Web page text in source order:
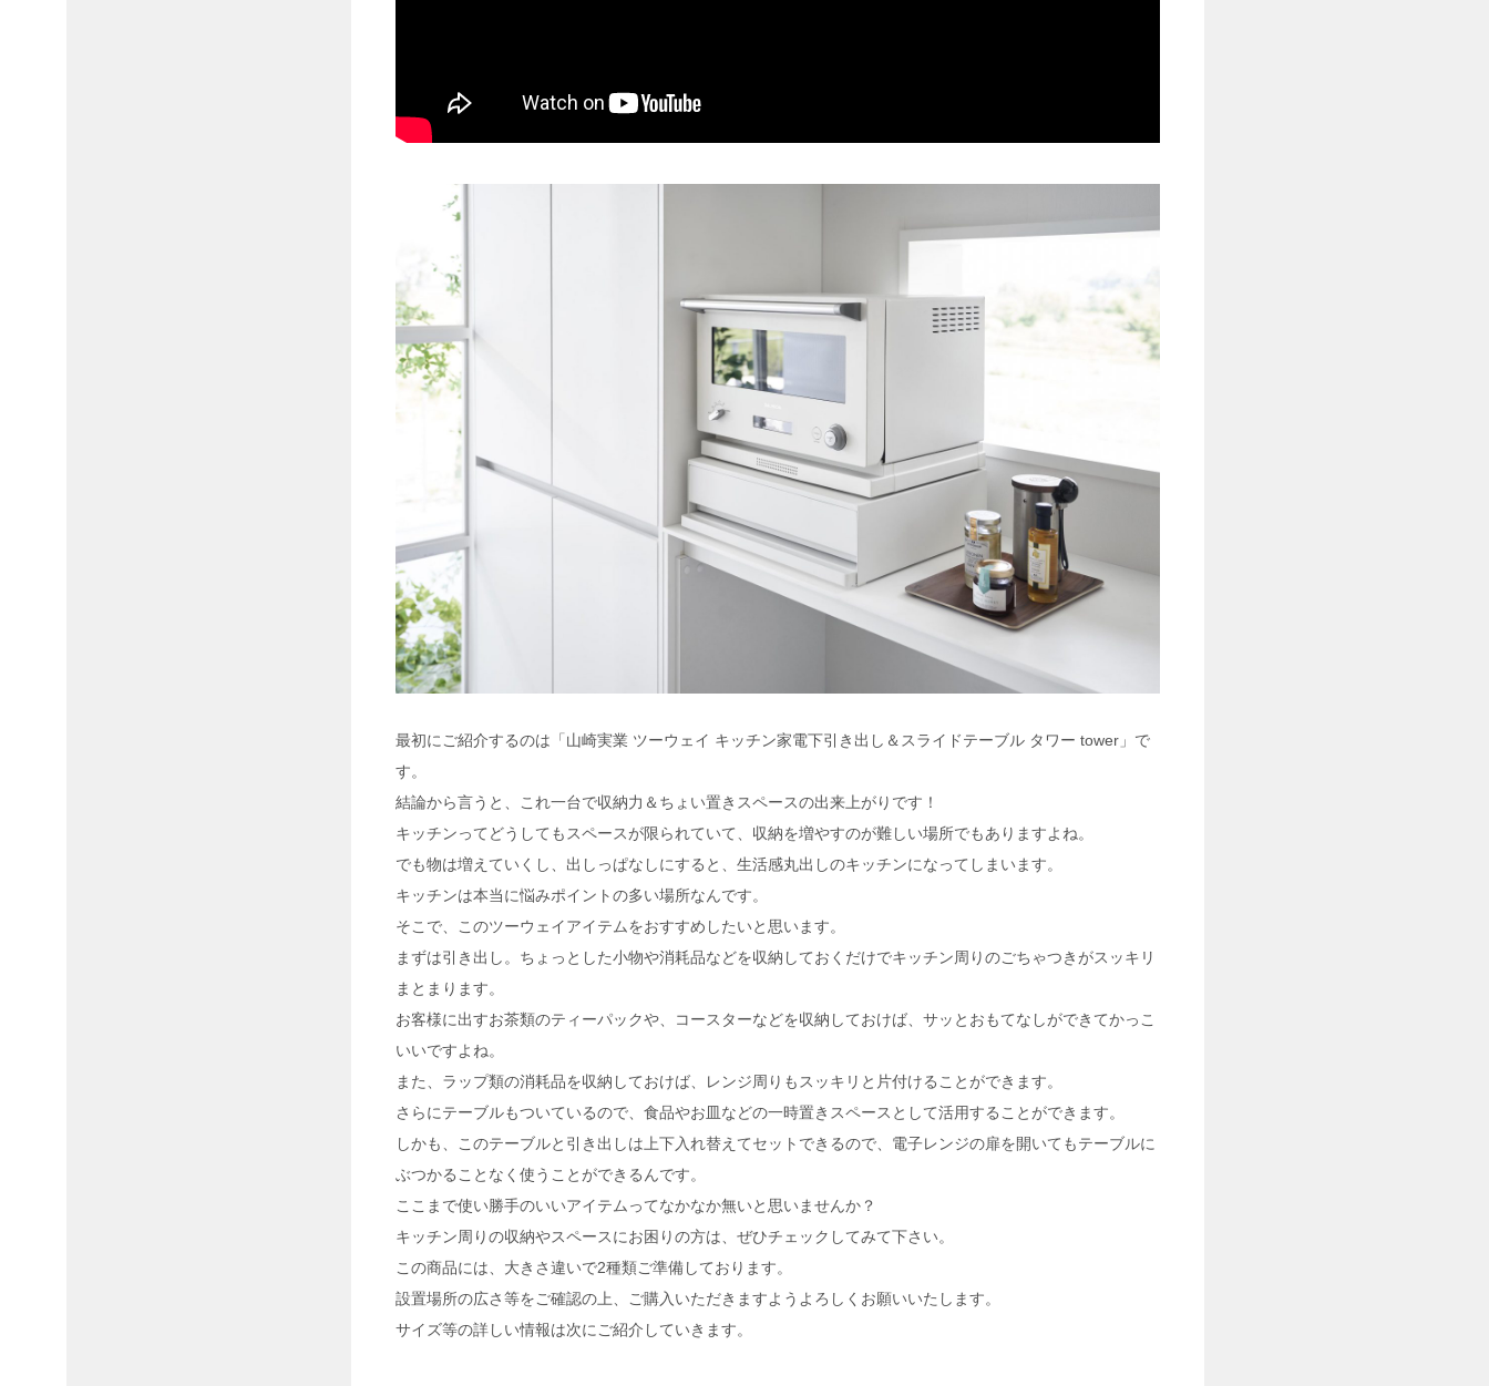
最初にご紹介するのは「山崎実業 ツーウェイ キッチン家電下引き出し＆スライドテーブル タワー tower」で
す。
結論から言うと、これ一台で収納力＆ちょい置きスペースの出来上がりです！
キッチンってどうしてもスペースが限られていて、収納を増やすのが難しい場所でもありますよね。
でも物は増えていくし、出しっぱなしにすると、生活感丸出しのキッチンになってしまいます。
キッチンは本当に悩みポイントの多い場所なんです。
そこで、このツーウェイアイテムをおすすめしたいと思います。
まずは引き出し。ちょっとした小物や消耗品などを収納しておくだけでキッチン周りのごちゃつきがスッキリ
まとまります。
お客様に出すお茶類のティーパックや、コースターなどを収納しておけば、サッとおもてなしができてかっこ
いいですよね。
また、ラップ類の消耗品を収納しておけば、レンジ周りもスッキリと片付けることができます。
さらにテーブルもついているので、食品やお皿などの一時置きスペースとして活用することができます。
しかも、このテーブルと引き出しは上下入れ替えてセットできるので、電子レンジの扉を開いてもテーブルに
ぶつかることなく使うことができるんです。
ここまで使い勝手のいいアイテムってなかなか無いと思いませんか？
キッチン周りの収納やスペースにお困りの方は、ぜひチェックしてみて下さい。
この商品には、大きさ違いで2種類ご準備しております。
設置場所の広さ等をご確認の上、ご購入いただきますようよろしくお願いいたします。
サイズ等の詳しい情報は次にご紹介していきます。